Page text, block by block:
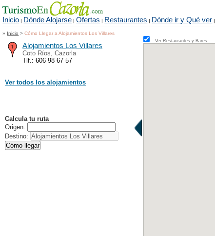
Inicio | Dónde Alojarse |Ofertas | Restaurantes | Dónde ir y Qué ver |
» Inicio >Cómo Llegar a Alojamientos Los Villares
Alojamientos Los Villares
Coto Ríos, Cazorla
Tlf.: 606 98 67 57
Ver todos los alojamientos
Calcula tu ruta
Origen:
Destino:
Ver Restaurantes y Bares